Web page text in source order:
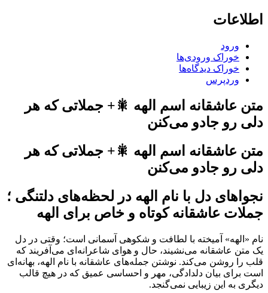
اطلاعات
ورود
خوراک ورودی‌ها
خوراک دیدگاه‌ها
وردپرس
متن عاشقانه اسم الهه 🎇+ جملاتی که هر
دلی رو جادو می‌کنن
متن عاشقانه اسم الهه 🎇+ جملاتی که هر
دلی رو جادو می‌کنن
نجواهای دل با نام الهه در لحظه‌های دلتنگی ؛
جملات عاشقانه کوتاه و خاص برای الهه
نام «الهه» آمیخته با لطافت و شکوهی آسمانی است؛ وقتی در دل
یک متن عاشقانه می‌نشیند، حال و هوای شاعرانه‌ای می‌آفریند که
قلب را روشن می‌کند. نوشتن جمله‌های عاشقانه با نام الهه، بهانه‌ای
است برای بیان دلدادگی، مهر و احساسی عمیق که در هیچ قالب
دیگری به این زیبایی نمی‌گنجد.